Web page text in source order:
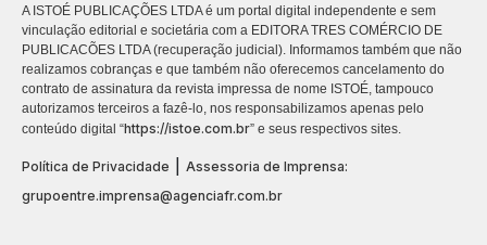
A ISTOÉ PUBLICAÇÕES LTDA é um portal digital independente e sem
vinculação editorial e societária com a EDITORA TRES COMÉRCIO DE
PUBLICACÕES LTDA (recuperação judicial). Informamos também que não
realizamos cobranças e que também não oferecemos cancelamento do
contrato de assinatura da revista impressa de nome ISTOÉ, tampouco
autorizamos terceiros a fazê-lo, nos responsabilizamos apenas pelo
conteúdo digital “https://istoe.com.br” e seus respectivos sites.
Política de Privacidade
Assessoria de Imprensa:
grupoentre.imprensa@agenciafr.com.br